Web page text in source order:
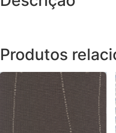
Produtos